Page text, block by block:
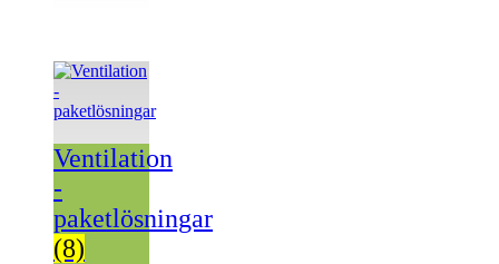
Ventilation
-
paketlösningar
(8)